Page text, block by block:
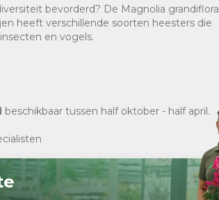
bevorderd? De Magnolia grandiflora
heeft verschillende soorten heesters die
en vogels.
beschikbaar tussen half oktober - half april.